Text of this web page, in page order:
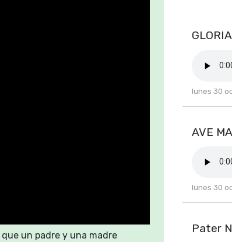
un padre y una madre
lunes 30
AVE
lunes 30
Pater